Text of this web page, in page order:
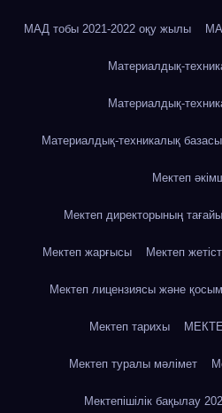
МАД тобы 2021-2022 оқу жылы
Материалдық-
Материалдық-
Материалдық-техникалық базасы
Мектеп
Мектеп директорының
Мектеп жарғысы Мектеп
Мектеп лицензиясы және
Мектеп тарихы
Мектеп туралы мәлімет
Мектепішілік бақылау